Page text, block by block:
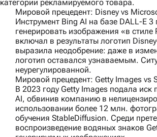
категории рекламируемого товара.
Мировой прецедент: Disney vs
Инструмент Bing AI на базе DALL-E 3
генерировать изображения «в стиле
включал в результаты логотип
выразила неодобрение: даже в
логотип оставался узнаваемым.
неурегулированной.
Мировой прецедент: Getty Images vs
В 2023 году Getty Images подала иск
AI, обвинив компанию в
использовании более 12 млн.
обучения StableDiffusion. Среди
воспроизведение водяных знаков